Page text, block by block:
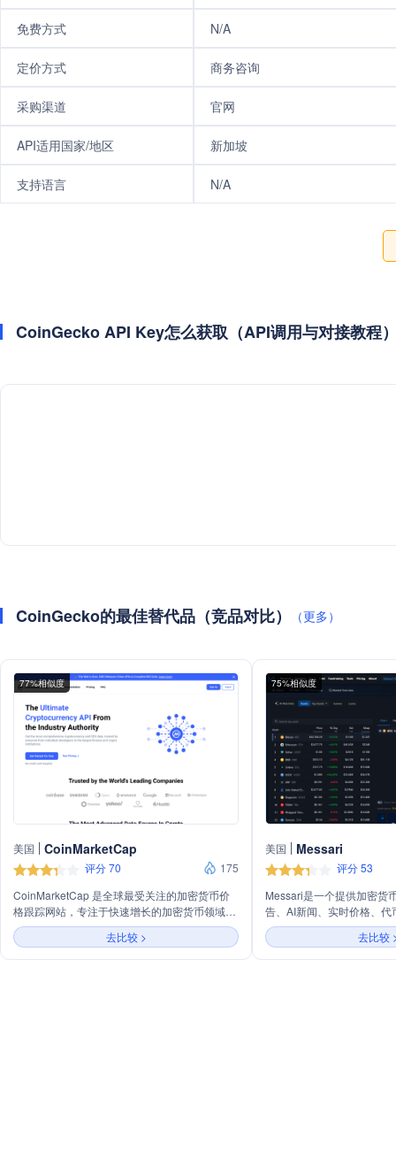
免费方式 N/A
定价方式 商务咨询
采购渠道 官网
API适用国家/地区 新加坡
支持语言 N/A
CoinGecko API Key怎么获取（API调用与对接教程
CoinGecko的最佳替代品（竞品对比） （更多）
77%相似度
美国 CoinMarketCap
评分 70
175
CoinMarketCap 是全球最受关注的加密货币价
格跟踪网站，专注于快速增长的加密货币领域。
其使命是为散户提供公正、高质量和准确的信
息，帮助他们得出自己的明智结论，从而使加密
货币在全球范围内可以被发现和高效使用。
去比较 >
75%相似度
美国 Messari
评分 53
Messari是一个提供加密货
告、AI新闻、实时价格、
平台。它通过AI技术为用
摘要、每日回顾和个性化的
去比较